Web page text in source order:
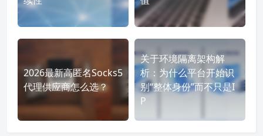
2026最新高匿名Socks5
代理供应商怎么选？
关于环境隔离架构解
析：为什么平台开始识
别“整体身份”而不只是I
P